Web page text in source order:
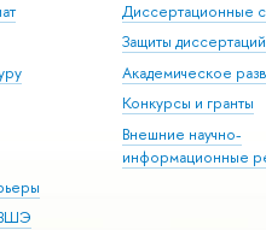
ВШЭ
Диссертационные
Защиты диссертаций
Академическое
Конкурсы и гранты
Внешние научно-
информационные